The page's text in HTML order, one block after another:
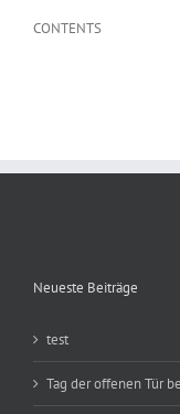
CONTENTS
Neueste Beiträge
test
Tag der offenen Tür